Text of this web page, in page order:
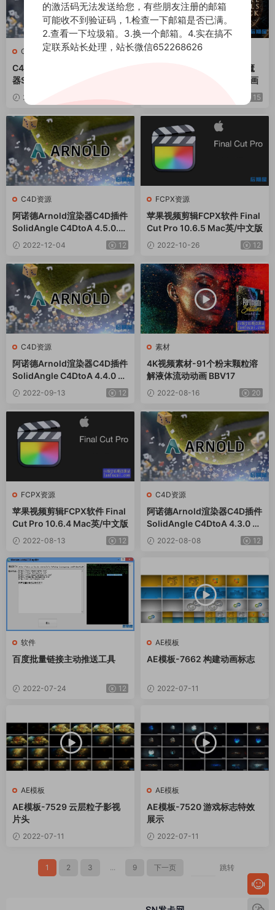
C4D资源
C4D插件 阿诺德Arnold渲染
器SolidAngle C4DtoA 4.5.1.
3 Win/Mac
2023-03-21
素材
4K视频素材82个科幻上古魔
法印记护盾战斗火花特效动画
15
C4D资源
阿诺德Arnold渲染器C4D插件
SolidAngle C4DtoA 4.5.0.1
Win/Mac
2022-12-04 12
FCPX资源
苹果视频剪辑FCPX软件 Final
Cut Pro 10.6.5 Mac英/中文版
2022-10-26 12
C4D资源
阿诺德Arnold渲染器C4D插件
SolidAngle C4DtoA 4.4.0 W
in/Mac
2022-09-13 12
素材
4K视频素材-91个粉末颗粒溶
解液体流动动画 BBV17
2022-08-16 20
FCPX资源
苹果视频剪辑FCPX软件 Final
Cut Pro 10.6.4 Mac英/中文版
2022-08-13 12
C4D资源
阿诺德Arnold渲染器C4D插件
SolidAngle C4DtoA 4.3.0 W
in/Mac
2022-08-08 12
软件
百度批量链接主动推送工具
2022-07-24 12
AE模板
AE模板-7662 构建动画标志
2022-07-11
AE模板
AE模板-7529 云层粒子影视
片头
2022-07-11
AE模板
AE模板-7520 游戏标志特效
展示
2022-07-11
1 2 3 ... 9 下一页 跳转
的激活码无法发送给您，有些朋友注册的邮箱
可能收不到验证码，1.检查一下邮箱是否已满。
2.查看一下垃圾箱。3.换一个邮箱。4.实在搞不
定联系站长处理，站长微信652268626